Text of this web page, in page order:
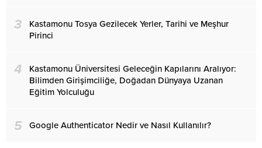
3
Kastamonu Tosya Gezilecek Yerler, Tarihi ve Meşhur
Pirinci
4
Kastamonu Üniversitesi Geleceğin Kapılarını Aralıyor:
Bilimden Girişimciliğe, Doğadan Dünyaya Uzanan
Eğitim Yolculuğu
5 Google Authenticator Nedir ve Nasıl Kullanılır?